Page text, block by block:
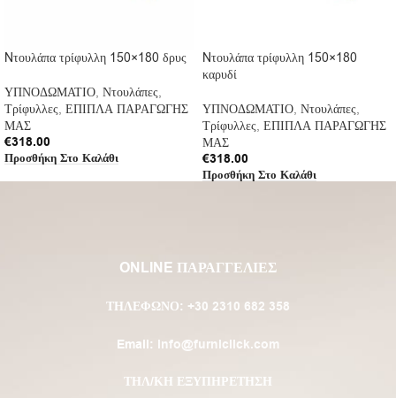
Nτουλάπα τρίφυλλη 150×180 δρυς
ΥΠΝΟΔΩΜΑΤΙΟ, Ντουλάπες,
Τρίφυλλες, ΕΠΙΠΛΑ ΠΑΡΑΓΩΓΗΣ
ΜΑΣ
€318.00
Προσθήκη Στο Καλάθι
Nτουλάπα τρίφυλλη 150×180
καρυδί
ΥΠΝΟΔΩΜΑΤΙΟ, Ντουλάπες,
Τρίφυλλες, ΕΠΙΠΛΑ ΠΑΡΑΓΩΓΗΣ
ΜΑΣ
€318.00
Προσθήκη Στο Καλάθι
ONLINE ΠΑΡΑΓΓΕΛΙΕΣ
ΤΗΛΈΦΩΝΟ: +30 2310 682 358
Email: info@furniclick.com
ΤΗΛ/ΚΗ ΕΞΥΠΗΡΕΤΗΣΗ